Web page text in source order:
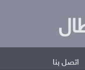
اتصل بنا